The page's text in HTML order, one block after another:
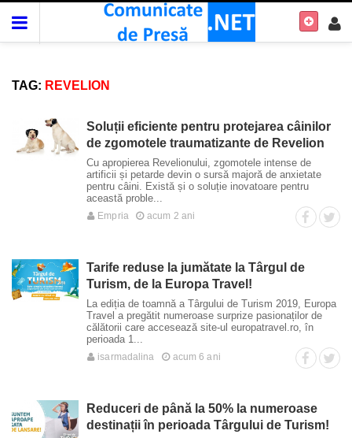
TAG: REVELION
Soluții eficiente pentru protejarea câinilor
de zgomotele traumatizante de Revelion
Cu apropierea Revelionului, zgomotele intense de
artificii și petarde devin o sursă majoră de anxietate
pentru câini. Există și o soluție inovatoare pentru
această proble...
Empria acum 2 ani
Tarife reduse la jumătate la Târgul de
Turism, de la Europa Travel!
La ediția de toamnă a Târgului de Turism 2019, Europa
Travel a pregătit numeroase surprize pasionaților de
călătorii care accesează site-ul europatravel.ro, în
perioada 1...
isarmadalina acum 6 ani
Reduceri de până la 50% la numeroase
destinații în perioada Târgului de Turism!